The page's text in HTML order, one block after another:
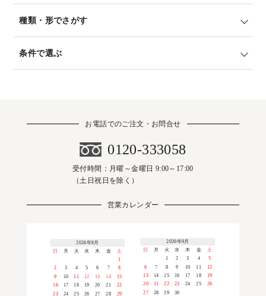
種類・形でさがす
条件で選ぶ
お電話でのご注文・お問合せ
0120-333058
受付時間：月曜～金曜日 9:00～17:00
（土日祝日を除く）
営業カレンダー
2026年8月
日
月 火 水 木 金
土
1
2
3 4 5 6 7 8
9 10 11 12 13 14 15
16 17 18 19 20 21
22
23
24 25 26 27 28 29
2026年9月
日 月 火 水 木 金 土
1 2 3 4
5
6
7 8 9 10 11
12
13
14 15 16 17 18
19
20
21 22 23 24 25 26
27 28 29 30